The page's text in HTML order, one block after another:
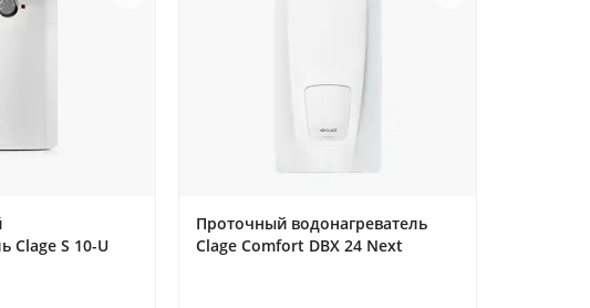
Clage S 10-U
Проточный водонагреватель
Clage Comfort DBX 24 Next